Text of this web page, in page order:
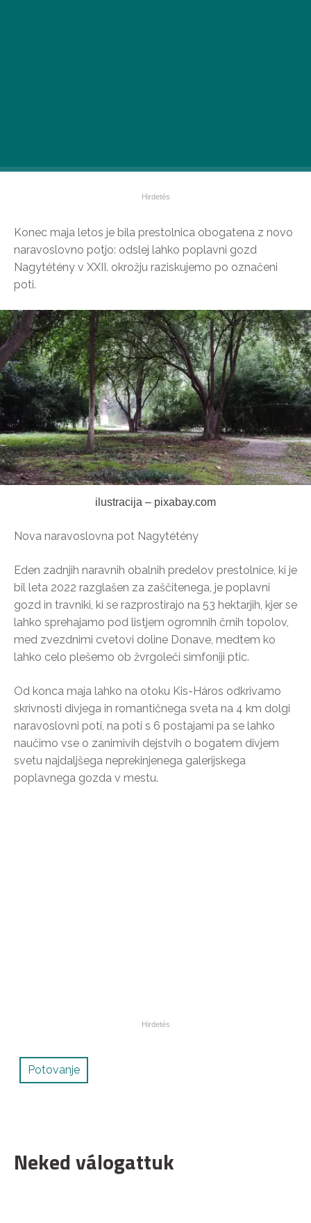
Konec maja letos je bila prestolnica obogatena z novo
naravoslovno potjo: odslej lahko poplavni gozd
Nagytétény v XXII. okrožju raziskujemo po označeni
poti.
ilustracija – pixabay.com
Nova naravoslovna pot Nagytétény
Eden zadnjih naravnih obalnih predelov prestolnice, ki je
bil leta 2022 razglašen za zaščitenega, je poplavni
gozd in travniki, ki se razprostirajo na 53 hektarjih, kjer se
lahko sprehajamo pod listjem ogromnih črnih topolov,
med zvezdnimi cvetovi doline Donave, medtem ko
lahko celo plešemo ob žvrgoleči simfoniji ptic.
Od konca maja lahko na otoku Kis-Háros odkrivamo
skrivnosti divjega in romantičnega sveta na 4 km dolgi
naravoslovni poti, na poti s 6 postajami pa se lahko
naučimo vse o zanimivih dejstvih o bogatem divjem
svetu najdaljšega neprekinjenega galerijskega
poplavnega gozda v mestu.
Potovanje
Neked válogattuk